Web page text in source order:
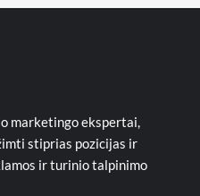
marketingo ekspertai,
stiprias pozicijas ir
ir turinio talpinimo